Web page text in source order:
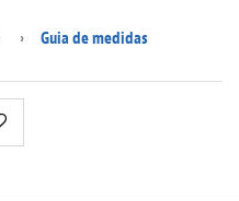
Guia de medidas